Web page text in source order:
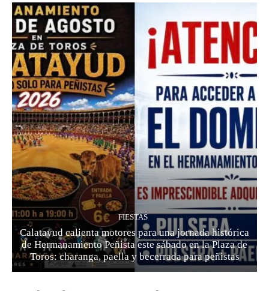
FIESTAS
Calatayud calienta motores para una jornada histórica
de Hermanamiento Peñista este sábado en la Plaza de
Toros: charanga, paella y becerrada para peñistas